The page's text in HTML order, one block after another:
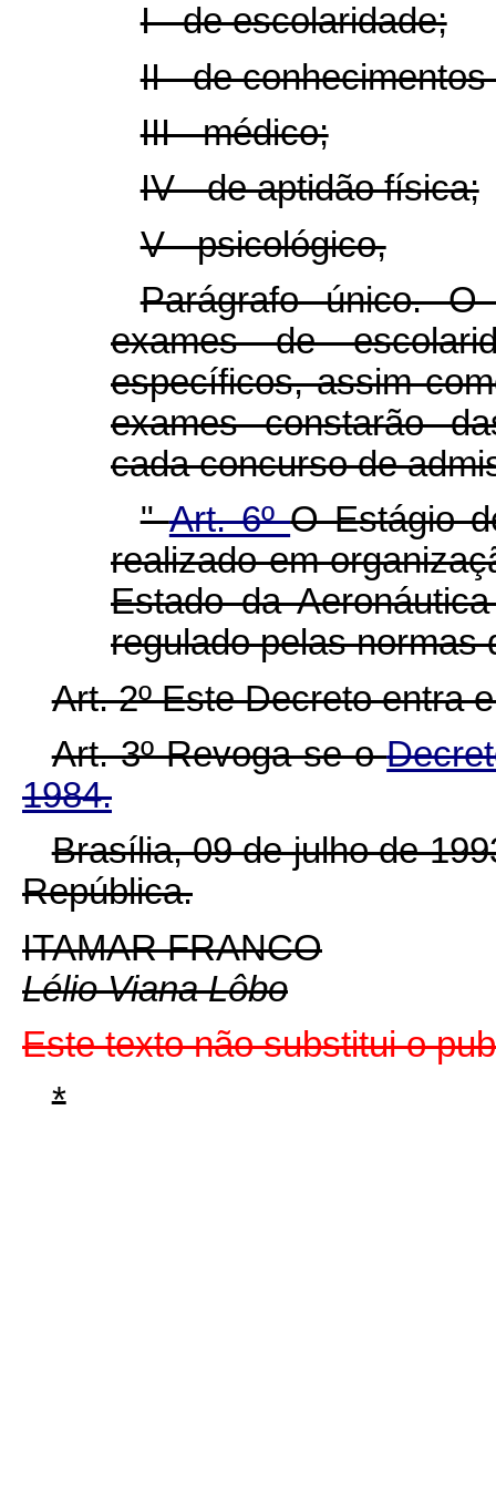
I - de escolaridade;
II - de
III - médico;
IV - de aptidão física;
V - psicológico,
Parágrafo único. O
exames de
específicos, assim
exames constarão
cada concurso de
"Art. 6ºO Estágio
realizado em
Estado da
regulado pelas normas
Art. 2º Este Decreto entra
Art. 3º Revoga-se o
1984.
Brasília, 09 de julho de
República.
ITAMAR FRANCO
Lélio Viana Lôbo
Este texto não substitui o
*